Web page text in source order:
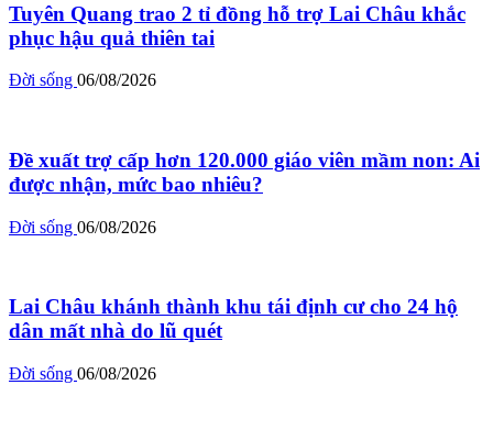
Tuyên Quang trao 2 tỉ đồng hỗ trợ Lai Châu khắc
phục hậu quả thiên tai
Đời sống 06/08/2026
Đề xuất trợ cấp hơn 120.000 giáo viên mầm non: Ai
được nhận, mức bao nhiêu?
Đời sống 06/08/2026
Lai Châu khánh thành khu tái định cư cho 24 hộ
dân mất nhà do lũ quét
Đời sống 06/08/2026